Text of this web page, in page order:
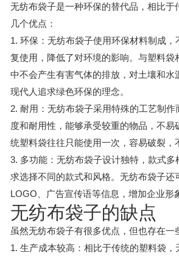
无纺布袋子是一种环保的替代品，相比于
几个优点：
1. 环保：无纺布袋子使用环保材料制成
复使用，降低了对环境的影响。与塑料袋
中不会产生有害气体的排放，对土壤和水
现代人追求绿色环保的理念。
2. 耐用：无纺布袋子采用特殊的工艺制作
度和耐用性，能够承受较重的物品，不易
统塑料袋往往只能使用一次，容易破裂，
3. 多功能：无纺布袋子设计独特，款式多
求选择不同的款式和风格。无纺布袋子还
LOGO、广告宣传语等信息，增加企业形
无纺布袋子的缺点
虽然无纺布袋子有很多优点，但也存在一
1. 生产成本较高：相比于传统的塑料袋